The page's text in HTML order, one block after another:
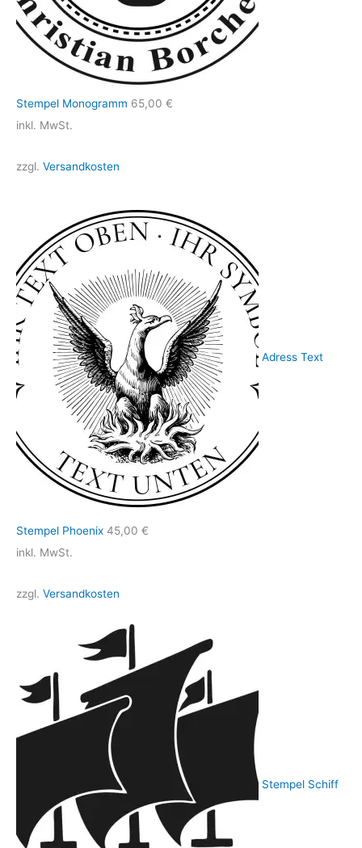
Stempel Monogramm 65,00 €
inkl. MwSt.
zzgl. Versandkosten
Adress Text
Stempel Phoenix 45,00 €
inkl. MwSt.
zzgl. Versandkosten
Stempel Schiff